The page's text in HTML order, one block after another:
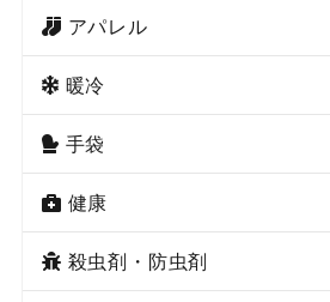
アパレル
暖冷
手袋
健康
殺虫剤・防虫剤